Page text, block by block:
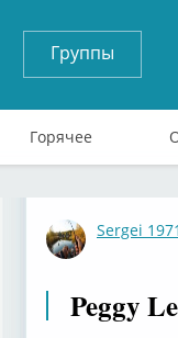
Группы
Горячее
Sergei 1971
Peggy